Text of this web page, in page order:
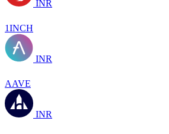
INR
1INCH
INR
AAVE
INR